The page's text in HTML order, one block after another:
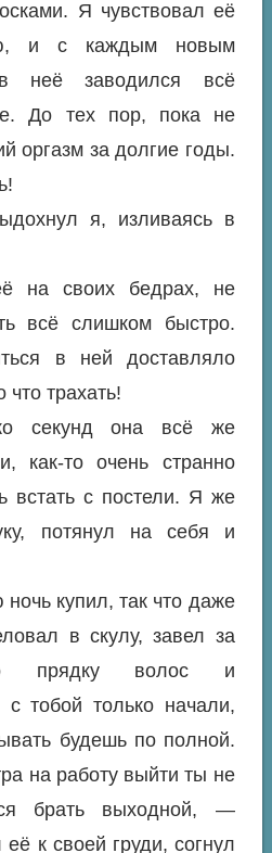
Я чувствовал её
и с каждым новым
в неё заводился всё
До тех пор, пока не
оргазм за долгие годы.
я, изливаясь в
на своих бедрах, не
всё слишком быстро.
в ней доставляло
что трахать!
секунд она всё же
как-то очень странно
встать с постели. Я же
потянул на себя и
купил, так что даже
в скулу, завел за
прядку волос и
тобой только начали,
будешь по полной.
на работу выйти ты не
брать выходной, —
к своей груди, согнул